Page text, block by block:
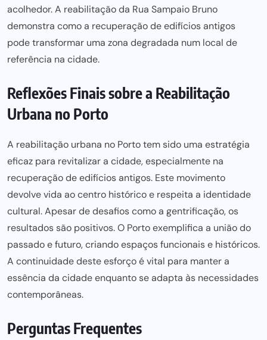
acolhedor. A reabilitação da Rua Sampaio Bruno
demonstra como a recuperação de edifícios antigos
pode transformar uma zona degradada num local de
referência na cidade.
Reflexões Finais sobre a Reabilitação
Urbana no Porto
A reabilitação urbana no Porto tem sido uma estratégia
eficaz para revitalizar a cidade, especialmente na
recuperação de edifícios antigos. Este movimento
devolve vida ao centro histórico e respeita a identidade
cultural. Apesar de desafios como a gentrificação, os
resultados são positivos. O Porto exemplifica a união do
passado e futuro, criando espaços funcionais e históricos.
A continuidade deste esforço é vital para manter a
essência da cidade enquanto se adapta às necessidades
contemporâneas.
Perguntas Frequentes